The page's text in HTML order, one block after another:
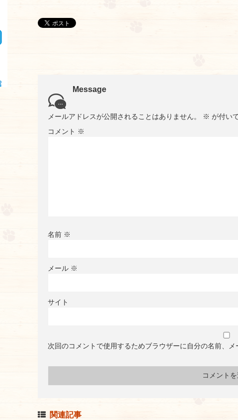
Message
メールアドレスが公開されることはありません。 ※ が付い
コメント ※
名前 ※
メール ※
サイト
次回のコメントで使用するためブラウザーに自分の名前、メ
関連記事